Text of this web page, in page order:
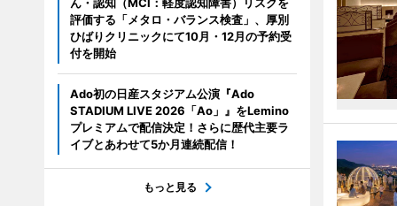
評価する「メタロ・バランス検査」、厚別
ひばりクリニックにて10月・12月の予約受
付を開始
Ado初の日産スタジアム公演『Ado
STADIUM LIVE 2026「Ao」』をLemino
プレミアムで配信決定！さらに歴代主要ラ
イブとあわせて5か月連続配信！
もっと見る